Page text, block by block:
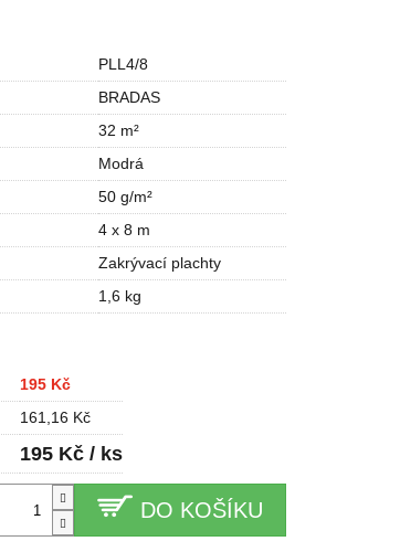
DO KOŠÍKU
PLL4/8
BRADAS
32 m²
Modrá
50 g/m²
4 x 8 m
Zakrývací plachty
1,6 kg
195 Kč
161,16 Kč
195 Kč / ks